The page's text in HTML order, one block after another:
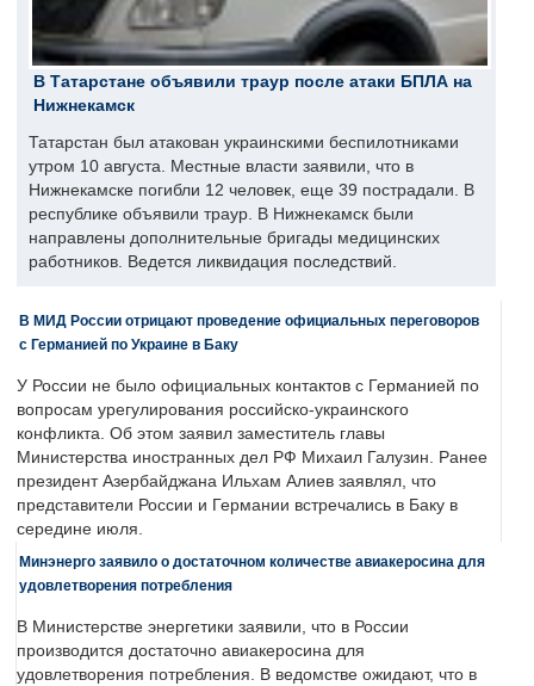
В Татарстане объявили траур после атаки БПЛА на
Нижнекамск
Татарстан был атакован украинскими беспилотниками
утром 10 августа. Местные власти заявили, что в
Нижнекамске погибли 12 человек, еще 39 пострадали. В
республике объявили траур. В Нижнекамск были
направлены дополнительные бригады медицинских
работников. Ведется ликвидация последствий.
В МИД России отрицают проведение официальных переговоров
с Германией по Украине в Баку
У России не было официальных контактов с Германией по
вопросам урегулирования российско-украинского
конфликта. Об этом заявил заместитель главы
Министерства иностранных дел РФ Михаил Галузин. Ранее
президент Азербайджана Ильхам Алиев заявлял, что
представители России и Германии встречались в Баку в
середине июля.
Минэнерго заявило о достаточном количестве авиакеросина для
удовлетворения потребления
В Министерстве энергетики заявили, что в России
производится достаточно авиакеросина для
удовлетворения потребления. В ведомстве ожидают, что в